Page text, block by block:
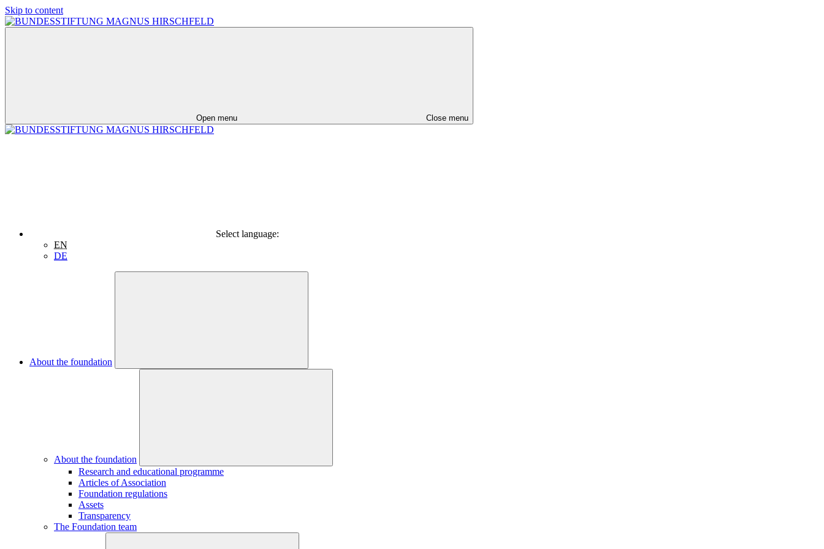
Skip to content
Open menu Close menu
Select language:
EN
DE
About the foundation
About the foundation
Research and educational programme
Articles of Association
Foundation regulations
Assets
Transparency
The Foundation team